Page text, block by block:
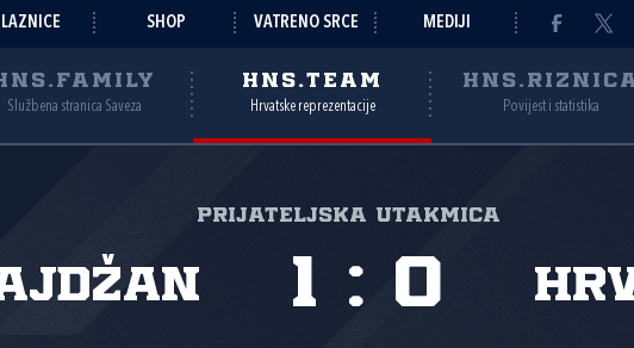
SHOP VATRENO SRCE MEDIJI
Službena stranica Saveza
HNS.TEAM
Hrvatske reprezentacije Povijest i statistika
Prijateljska utakmica
1 : 0